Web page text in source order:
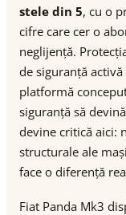
stele din 5, cu o
cifre care cer o
neglijență.
de siguranță
platformă
siguranță să
devine critică aici:
structurale ale
face o diferență
Fiat Panda Mk3